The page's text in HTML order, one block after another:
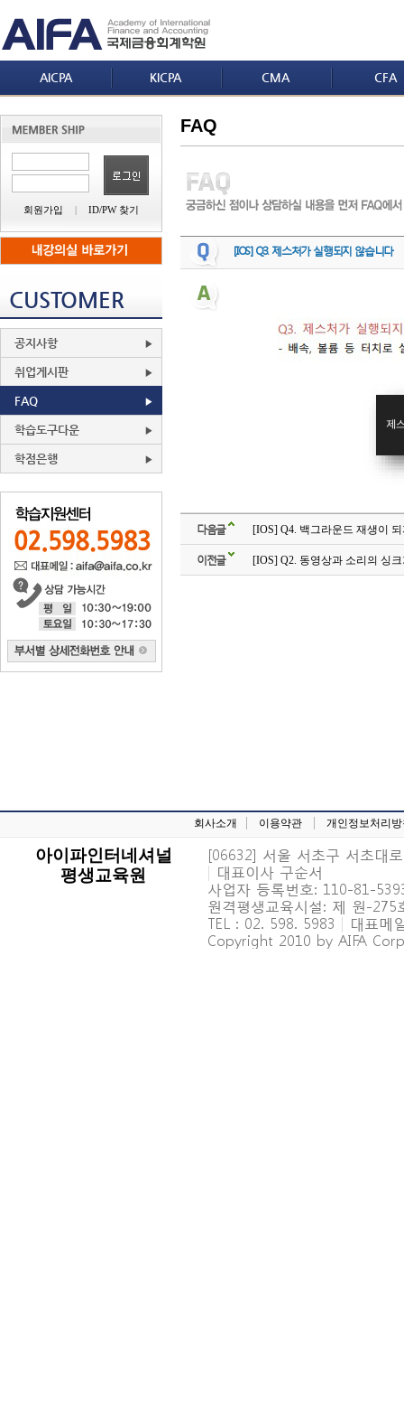
AICPA KICPA CMA CFA
회원가입 | ID/PW 찾기
CUSTOMER
공지사항
취업게시판
FAQ
학습도구다운
학점은행
FAQ
[IOS] Q3. 제스처가 실행되지 않습니다
다음글 [IOS] Q4. 백그라운드 재생이
이전글 [IOS] Q2. 동영상과 소리의 싱
회사소개 이용약관 개인정보처리
아이파인터네셔널
평생교육원
[06632] 서울 서초구 서초대
| 대표이사 구순서
사업자 등록번호: 110-81-
원격평생교육시설: 제 원-
TEL : 02. 598. 5983 | 대표메
Copyright 2010 by AIFA